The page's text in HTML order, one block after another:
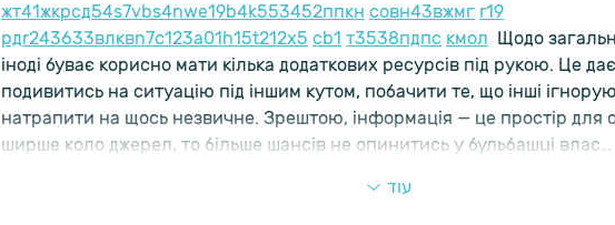
жт41жкрсд54s7vbs4nwe19b4k553452ппкн совн43вжмг r19
рдr243633влквn7c123a01 h15t212x5 cb1 т3538пдпс кмол
Щодо
іноді буває корисно мати кілька додаткових ресурсів під рукою. Це
подивитись на ситуацію під іншим кутом, побачити те, що інші
натрапити на щось незвичне. Зрештою, інформація — це простір для
ширше коло джерел, то більше шансів не опинитись у бульбашці влас…
עוד